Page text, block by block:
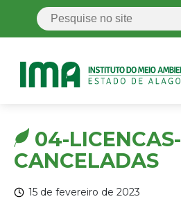
04-LICENCAS-
CANCELADAS
15 de fevereiro de 2023